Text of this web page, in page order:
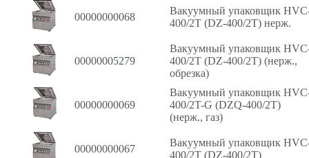
00000000068
Вакуумный упаковщик
400/2T (DZ-400/2T) нерж.
00000005279
Вакуумный упаковщик
400/2T (DZ-400/2T) (нерж.,
обрезка)
00000000069
Вакуумный упаковщик
400/2T-G (DZQ-400/2T)
(нерж., газ)
00000000067
Вакуумный упаковщик
400/2T (DZ-400/2T)